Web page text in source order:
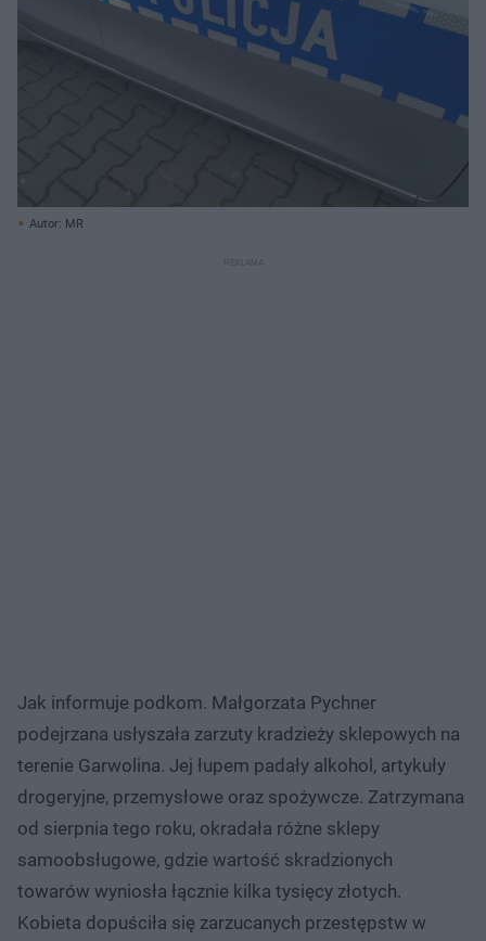
Autor: MR
Jak informuje podkom. Małgorzata Pychner
podejrzana usłyszała zarzuty kradzieży sklepowych na
terenie Garwolina. Jej łupem padały alkohol, artykuły
drogeryjne, przemysłowe oraz spożywcze. Zatrzymana
od sierpnia tego roku, okradała różne sklepy
samoobsługowe, gdzie wartość skradzionych
towarów wyniosła łącznie kilka tysięcy złotych.
Kobieta dopuściła się zarzucanych przestępstw w